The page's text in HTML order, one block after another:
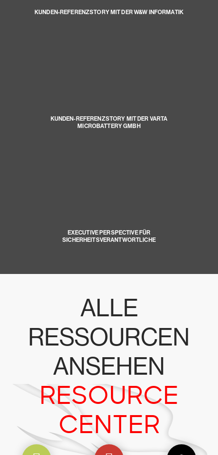
KUNDEN-REFERENZSTORY MIT DER W&W INFORMATIK
KUNDEN-REFERENZSTORY MIT DER VARTA
MICROBATTERY GMBH
EXECUTIVE PERSPECTIVE FÜR
SICHERHEITSVERANTWORTLICHE
ALLE
RESSOURCEN
ANSEHEN
RESOURCE
CENTER